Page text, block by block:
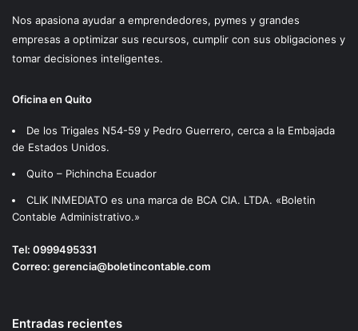
Nos apasiona ayudar a emprendedores, pymes y grandes
empresas a optimizar sus recursos, cumplir con sus obligaciones y
tomar decisiones inteligentes.
Oficina en Quito
De los Trigales N54-59 y Pedro Guerrero, cerca a la Embajada
de Estados Unidos.
Quito – Pichincha Ecuador
CLIK INMEDIATO es una marca de BCA CIA. LTDA. «Boletin
Contable Administrativo.»
Tel: 0999495331
Correo: gerencia@boletincontable.com
Entradas recientes